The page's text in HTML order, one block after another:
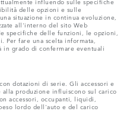
delle opzioni e sulle
situazione in continua evoluzione,
all'interno del sito Web
specifiche delle funzioni, le opzioni,
fare una scelta informata,
in grado di confermare eventuali
dotazioni di serie. Gli accessori e
produzione influiscono sul carico
accessori, occupanti, liquidi,
lordo dell'auto e del carico